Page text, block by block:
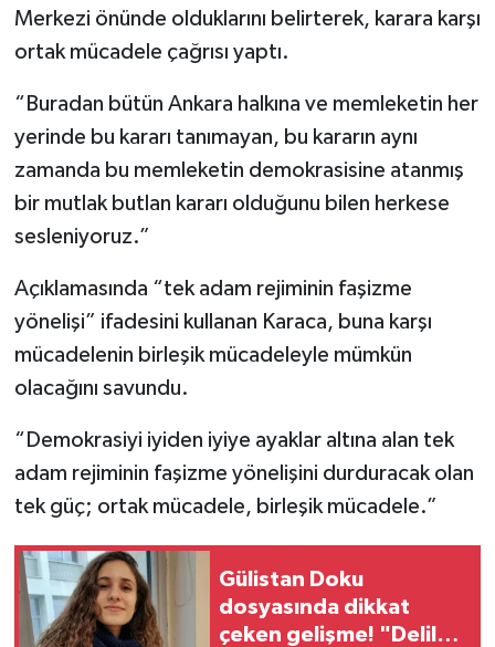
Merkezi önünde olduklarını belirterek, karara karşı
ortak mücadele çağrısı yaptı.
“Buradan bütün Ankara halkına ve memleketin her
yerinde bu kararı tanımayan, bu kararın aynı
zamanda bu memleketin demokrasisine atanmış
bir mutlak butlan kararı olduğunu bilen herkese
sesleniyoruz.”
Açıklamasında “tek adam rejiminin faşizme
yönelişi” ifadesini kullanan Karaca, buna karşı
mücadelenin birleşik mücadeleyle mümkün
olacağını savundu.
“Demokrasiyi iyiden iyiye ayaklar altına alan tek
adam rejiminin faşizme yönelişini durduracak olan
tek güç; ortak mücadele, birleşik mücadele.”
Gülistan Doku
dosyasında dikkat
çeken gelişme! "Delil